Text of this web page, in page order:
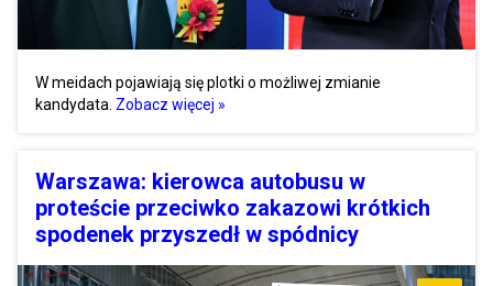
W meidach pojawiają się plotki o możliwej zmianie
kandydata. Zobacz więcej »
Warszawa: kierowca autobusu w
proteście przeciwko zakazowi krótkich
spodenek przyszedł w spódnicy